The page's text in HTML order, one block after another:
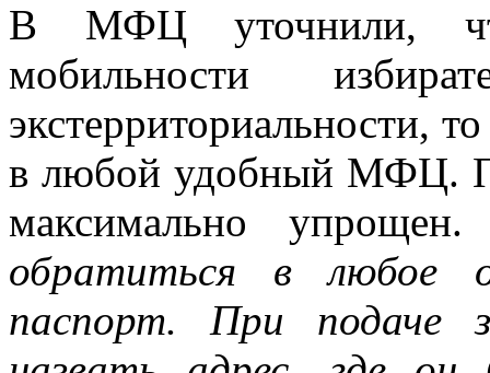
В МФЦ уточнили,
мобильности
экстерриториальности,
в любой удобный МФЦ.
максимально
обратиться в любое
паспорт. При подаче